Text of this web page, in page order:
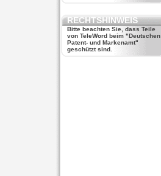
RECHTSHINWEIS
Bitte beachten Sie, dass Teile
von TeleWord beim "Deutschen
Patent- und Markenamt"
geschützt sind.